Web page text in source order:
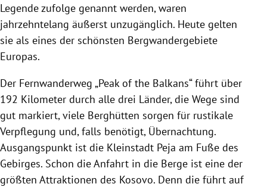
Legende zufolge genannt werden, waren
jahrzehntelang äußerst unzugänglich. Heute gelten
sie als eines der schönsten Bergwandergebiete
Europas.
Der Fernwanderweg „Peak of the Balkans“ führt über
192 Kilometer durch alle drei Länder, die Wege sind
gut markiert, viele Berghütten sorgen für rustikale
Verpflegung und, falls benötigt, Übernachtung.
Ausgangspunkt ist die Kleinstadt Peja am Fuße des
Gebirges. Schon die Anfahrt in die Berge ist eine der
größten Attraktionen des Kosovo. Denn die führt auf